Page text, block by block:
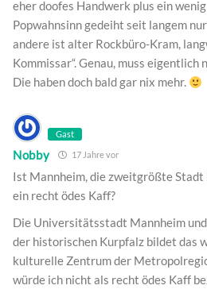
eher doofes Handwerk plus ein
Popwahnsinn gedeiht seit langem
andere ist alter Rockbüro-Kram,
Kommissar“. Genau, muss eigentlich
Die haben doch bald gar nix mehr.
Gast
Nobby 17 Jahre vor
Ist Mannheim, die zweitgrößte
ein recht ödes Kaff?
Die Universitätsstadt Mannheim
der historischen Kurpfalz bildet das
kulturelle Zentrum der
würde ich nicht als recht ödes Kaff